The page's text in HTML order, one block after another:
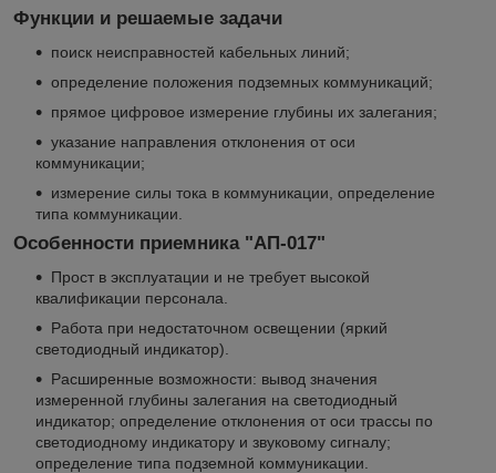
Функции и решаемые задачи
поиск неисправностей кабельных линий;
определение положения подземных коммуникаций;
прямое цифровое измерение глубины их залегания;
указание направления отклонения от оси
коммуникации;
измерение силы тока в коммуникации, определение
типа коммуникации.
Особенности приемника "АП-017"
Прост в эксплуатации и не требует высокой
квалификации персонала.
Работа при недостаточном освещении (яркий
светодиодный индикатор).
Расширенные возможности: вывод значения
измеренной глубины залегания на светодиодный
индикатор; определение отклонения от оси трассы по
светодиодному индикатору и звуковому сигналу;
определение типа подземной коммуникации.